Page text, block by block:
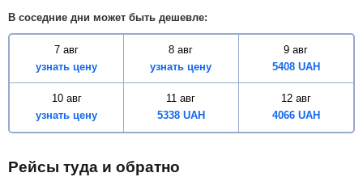
В соседние дни может быть дешевле:
7 авг
узнать цену
8 авг
узнать цену
9 авг
5408 UAH
10 авг
узнать цену
11 авг
5338 UAH
12 авг
4066 UAH
Рейсы туда и обратно